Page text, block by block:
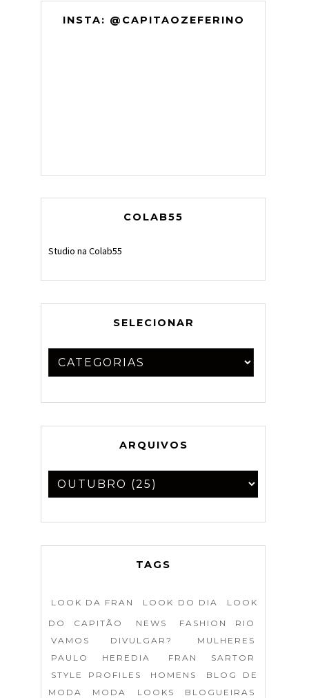
INSTA: @CAPITAOZEFERINO
COLAB55
Studio na Colab55
SELECIONAR
ARQUIVOS
TAGS
LOOK DA FRAN LOOK DO DIA
LOOK
DO CAPITÃO
NEWS
FASHION RIO
VAMOS DIVULGAR?
MULHERES
PAULO HEREDIA
FRAN SARTOR
STYLE PROFILES
HOMENS
BLOG DE
MODA
MODA LOOKS
BLOGUEIRAS